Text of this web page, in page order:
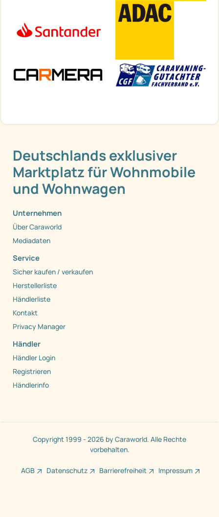
Deutschlands exklusiver
Marktplatz für Wohnmobile
und Wohnwagen
Unternehmen
Über Caraworld
Mediadaten
Service
Sicher kaufen / verkaufen
Herstellerliste
Händlerliste
Kontakt
Privacy Manager
Händler
Händler Login
Registrieren
Händlerinfo
Copyright 1999 - 2026 by Caraworld. Alle Rechte
vorbehalten.
AGB Datenschutz Barrierefreiheit Impressum